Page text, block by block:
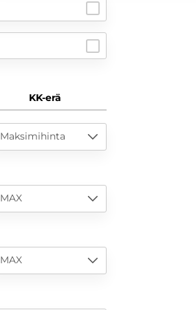
KK-erä
Maksimihinta
MAX
MAX